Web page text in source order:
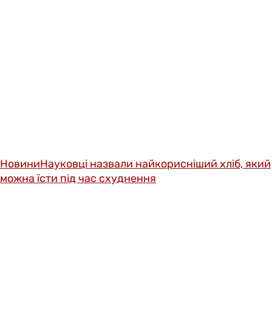
НовиниНауковці назвали найкорисніший хліб, який
можна їсти під час схуднення